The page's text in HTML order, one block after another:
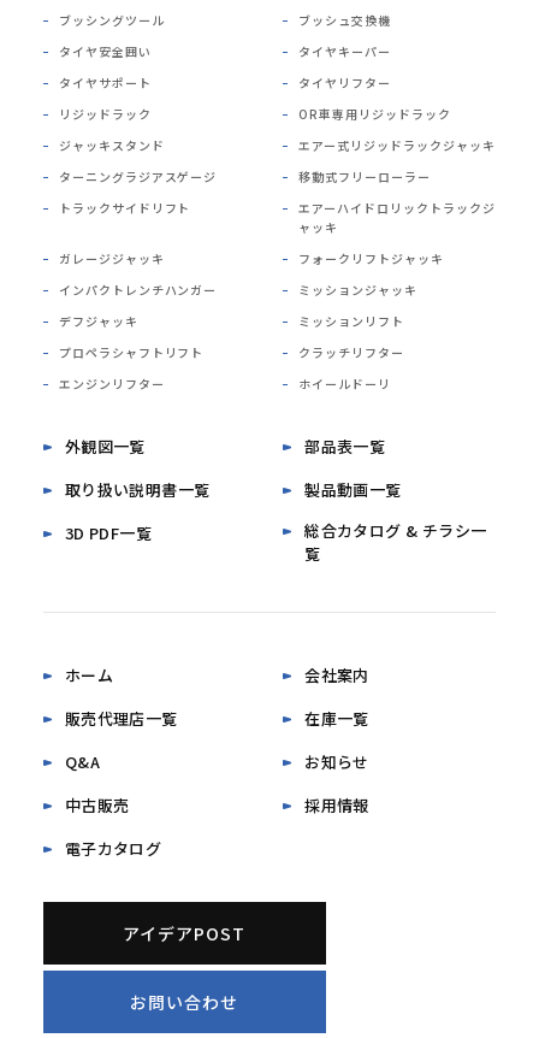
ブッシングツール
ブッシュ交換機
タイヤ安全囲い
タイヤキーパー
タイヤサポート
タイヤリフター
リジッドラック
OR車専用リジッドラック
ジャッキスタンド
エアー式リジッドラックジャッキ
ターニングラジアスゲージ
移動式フリーローラー
トラックサイドリフト
エアーハイドロリックトラックジ
ャッキ
ガレージジャッキ
フォークリフトジャッキ
インパクトレンチハンガー
ミッションジャッキ
デフジャッキ
ミッションリフト
プロペラシャフトリフト
クラッチリフター
エンジンリフター
ホイールドーリ
外観図一覧
部品表一覧
取り扱い説明書一覧
製品動画一覧
3D PDF一覧
総合カタログ & チラシ一
覧
ホーム
会社案内
販売代理店一覧
在庫一覧
Q&A
お知らせ
中古販売
採用情報
電子カタログ
アイデアPOST
お問い合わせ